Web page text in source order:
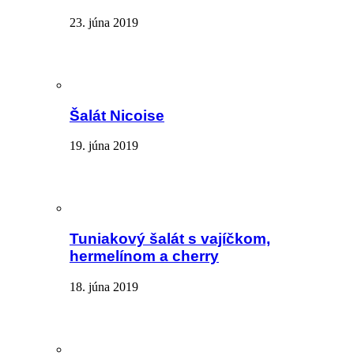
23. júna 2019
Šalát Nicoise
19. júna 2019
Tuniakový šalát s vajíčkom,
hermelínom a cherry
18. júna 2019